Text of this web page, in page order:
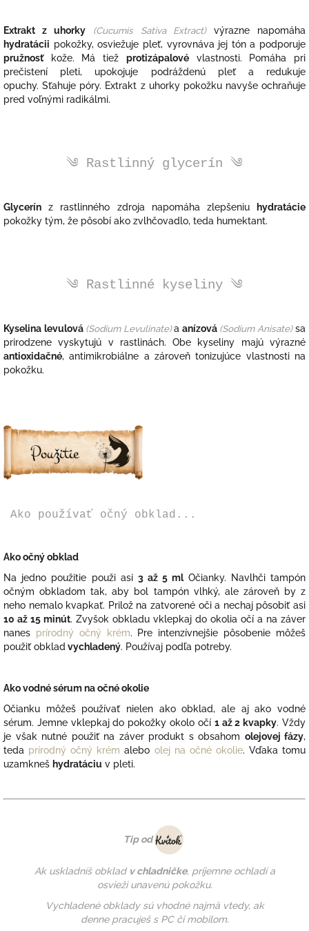
Extrakt z uhorky (Cucumis Sativa Extract)výrazne napomáha
hydratácii pokožky, osviežuje pleť, vyrovnáva jej tón a podporuje
pružnosťkože. Má tiež protizápalovévlastnosti. Pomáha pri
prečistení pleti, upokojuje podráždenú pleť a redukuje
opuchy.Sťahuje póry. Extrakt z uhorky pokožku navyše ochraňuje
pred voľnými radikálmi.
༄ Rastlinný glycerín ༄
Glycerín z rastlinného zdroja napomáha zlepšeniu
hydratácie
pokožky tým, že pôsobí ako zvlhčovadlo, teda humektant.
༄ Rastlinné kyseliny ༄
Kyselina levulová (Sodium Levulinate) a anízová (Sodium Anisate)sa
prirodzene vyskytujú v rastlinách. Obe kyseliny majú výrazné
antioxidačné, antimikrobiálne a zároveň tonizujúce vlastnosti na
pokožku.
Ako používať očný obklad...
Ako očný obklad
Na jedno použitie použi asi 3 až 5 ml Očianky. Navlhči tampón
očným obkladomtak, aby bol tampón vlhký, ale zároveň by z
neho nemalo kvapkať. Prilož na zatvorené oči a nechaj pôsobiť asi
10 až 15 minút. Zvyšok obkladu vklepkaj do okolia očí a na záver
nanes prírodný očný krém. Pre intenzívnejšie pôsobenie môžeš
použiť obkladvychladený. Používaj podľa potreby.
Ako vodné sérum na očné okolie
Očianku môžeš používať nielen ako obklad, ale aj ako vodné
sérum. Jemne vklepkaj do pokožky okolo očí 1 až 2 kvapky. Vždy
je však nutné použiť na záver produkt s obsahom olejovej fázy,
teda prírodný očný krém alebo olej na očné okolie. Vďaka tomu
uzamkneš hydratáciu v pleti.
Tip od
Ak uskladníš obklad v chladničke, príjemne ochladí a
osvieži unavenú pokožku.
Vychladené obklady sú vhodné najmä vtedy, ak
denne pracuješ s PC či mobilom.